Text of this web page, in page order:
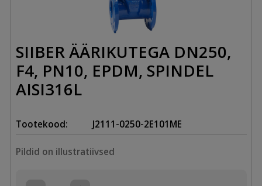
SIIBER ÄÄRIKUTEGA DN250,
F4, PN10, EPDM, SPINDEL
AISI316L
Tootekood: J2111-0250-2E101ME
Pildid on illustratiivsed